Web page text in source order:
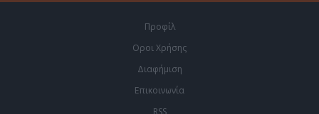
Προφίλ
Οροι Χρήσης
Διαφήμιση
Επικοινωνία
RSS